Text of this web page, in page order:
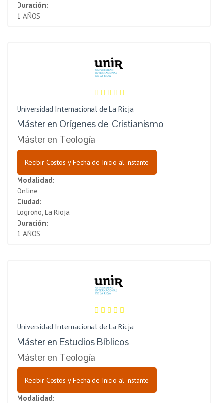
Duración:
1 AÑOS
Universidad Internacional de La Rioja
Máster en Orígenes del Cristianismo
Máster en Teología
Recibir Costos y Fecha de Inicio al Instante
Modalidad:
Online
Ciudad:
Logroño, La Rioja
Duración:
1 AÑOS
Universidad Internacional de La Rioja
Máster en Estudios Bíblicos
Máster en Teología
Recibir Costos y Fecha de Inicio al Instante
Modalidad: